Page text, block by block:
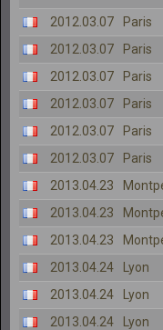
2012.03.07
Paris
2012.03.07
Paris
2012.03.07
Paris
2012.03.07
Paris
2012.03.07
Paris
2012.03.07
Paris
2013.04.23
2013.04.23
2013.04.23
2013.04.24
Lyon
2013.04.24
Lyon
2013.04.24
Lyon